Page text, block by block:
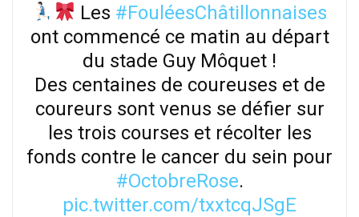
Les #FouléesChâtillonnaises
ont commencé ce matin au départ
du stade Guy Môquet !
Des centaines de coureuses et de
coureurs sont venus se défier sur
les trois courses et récolter les
fonds contre le cancer du sein pour
#OctobreRose.
pic.twitter.com/txxtcqJSgE